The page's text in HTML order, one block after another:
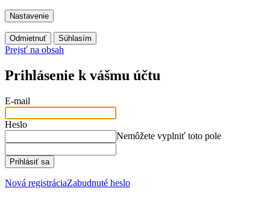
Nastavenie
Odmietnuť Súhlasím
Prejsť na obsah
Prihlásenie k vášmu účtu
E-mail
Heslo
Nemôžete vyplniť toto pole
Prihlásiť sa
Nová registráciaZabudnuté heslo